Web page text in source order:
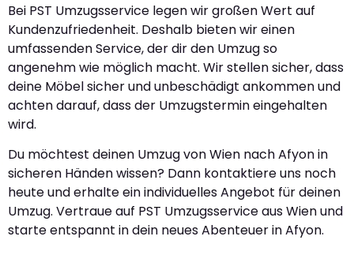
Bei PST Umzugsservice legen wir großen Wert auf
Kundenzufriedenheit. Deshalb bieten wir einen
umfassenden Service, der dir den Umzug so
angenehm wie möglich macht. Wir stellen sicher, dass
deine Möbel sicher und unbeschädigt ankommen und
achten darauf, dass der Umzugstermin eingehalten
wird.
Du möchtest deinen Umzug von Wien nach Afyon in
sicheren Händen wissen? Dann kontaktiere uns noch
heute und erhalte ein individuelles Angebot für deinen
Umzug. Vertraue auf PST Umzugsservice aus Wien und
starte entspannt in dein neues Abenteuer in Afyon.